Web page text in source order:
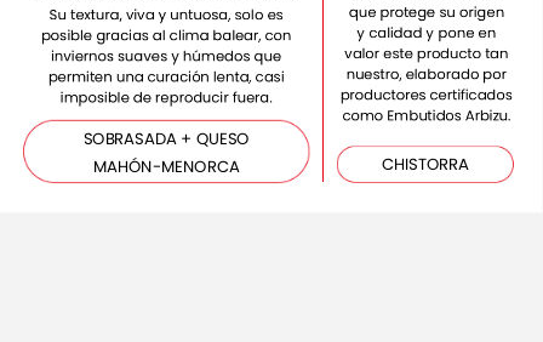
SOBRASADA + QUESO
MAHÓN-MENORCA
que protege su origen
y calidad y pone en
valoresteproductotan
nuestro, elaborado por
productores certificados
como EmbutidosArbizu.
CHISTORRA
Su textura,viva y untuosa, solo es
posible graciasal clima balear, con
inviernossuavesy húmedos que
permiten una curación lenta, casi
imposibledereproducir fuera.